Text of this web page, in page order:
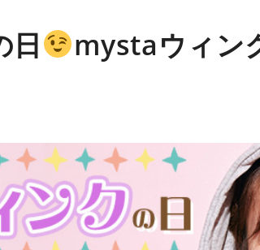
日
mystaウィン